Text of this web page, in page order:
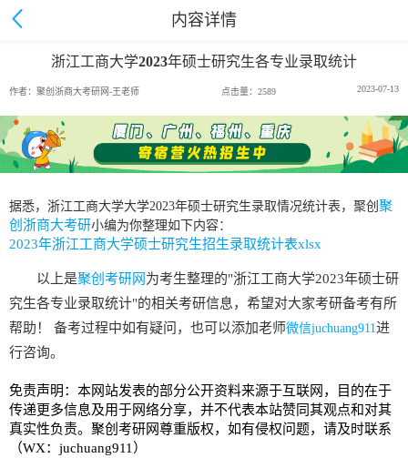
内容详情
浙江工商大学2023年硕士研究生各专业录取统计
作者：聚创浙商大考研网-王老师 点击量：2589 2023-07-13
据悉，浙江工商大学大学2023年硕士研究生录取情况统计表 ，聚创 聚
创浙商大考研小编为你整理如下内容：
2023年浙江工商大学硕士研究生招生录取统计表xlsx
以上是聚创考研网 为考生整理的"浙江工商大学2023年硕士研
究生各专业录取统计"的相关考研信息，希望对大家考研备考有所
帮助！ 备考过程中如有疑问，也可以添加老师微信juchuang911进
行咨询。
免责声明：本网站发表的部分公开资料来源于互联网，目的在于
传递更多信息及用于网络分享，并不代表本站赞同其观点和对其
真实性负责。聚创考研网尊重版权，如有侵权问题，请及时联系
（WX：juchuang911）